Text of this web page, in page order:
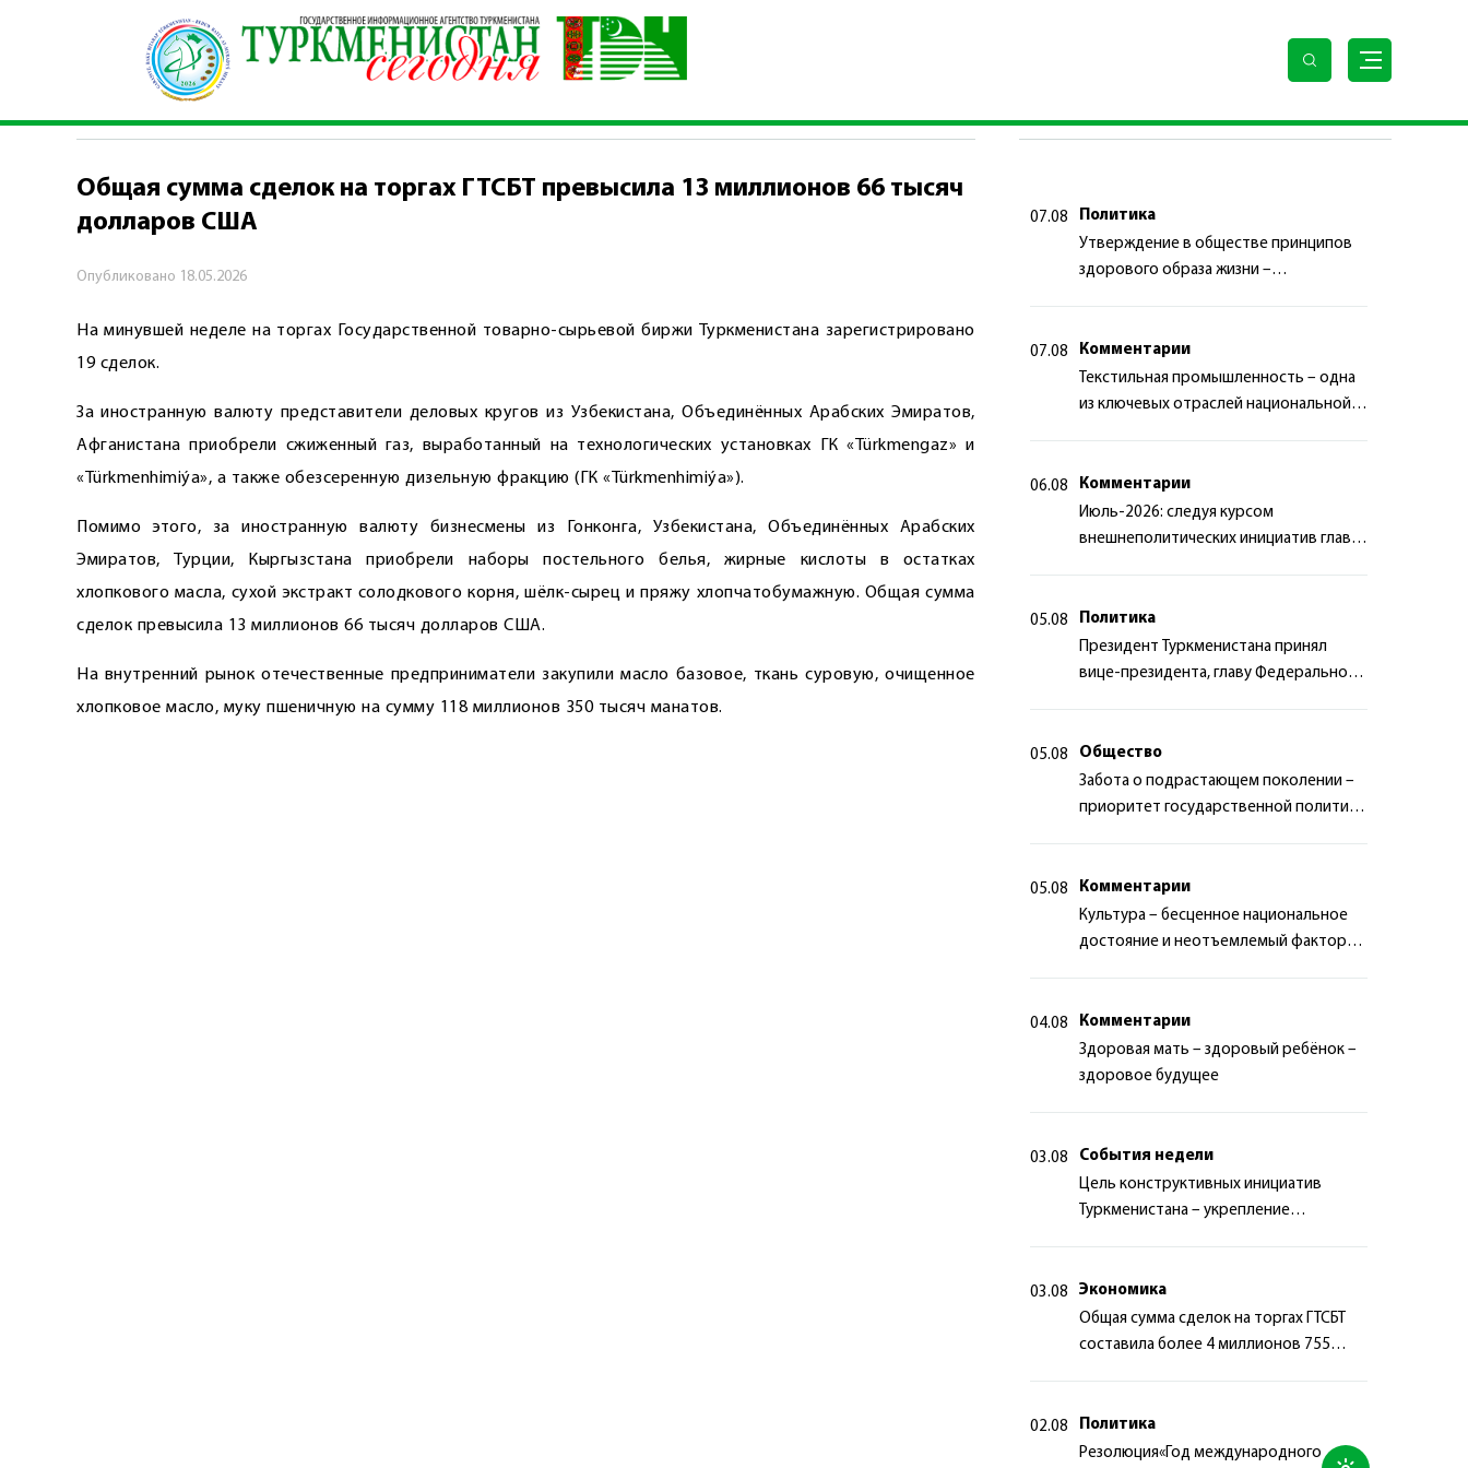
\ Экономика \ Общая сумма сделок на торгах ГТСБТ превысила 13 миллионов 66 тысяч долларов США
ЭКОНОМИКА
Общая сумма сделок на торгах ГТСБТ превысила 13 миллионов 66 тысяч
долларов США
Опубликовано 18.05.2026
На минувшей неделе на торгах Государственной товарно-сырьевой биржи Туркменистана зарегистрировано
19 сделок.
За иностранную валюту представители деловых кругов из Узбекистана, Объединённых Арабских Эмиратов,
Афганистана приобрели сжиженный газ, выработанный на технологических установках ГК «Türkmengaz» и
«Türkmenhimiýa», а также обезсеренную дизельную фракцию (ГК «Türkmenhimiýa»).
Помимо этого, за иностранную валюту бизнесмены из Гонконга, Узбекистана, Объединённых Арабских
Эмиратов, Турции, Кыргызстана приобрели наборы постельного белья, жирные кислоты в остатках
хлопкового масла, сухой экстракт солодкового корня, шёлк-сырец и пряжу хлопчатобумажную. Общая сумма
сделок превысила 13 миллионов 66 тысяч долларов США.
На внутренний рынок отечественные предприниматели закупили масло базовое, ткань суровую, очищенное
хлопковое масло, муку пшеничную на сумму 118 миллионов 350 тысяч манатов.
07.08
Политика
Утверждение в обществе принципов
здорового образа жизни –
07.08
Комментарии
Текстильная промышленность – одна
из ключевых отраслей национальной
06.08
Комментарии
Июль-2026: следуя курсом
внешнеполитических инициатив главы
05.08
Политика
Президент Туркменистана принял
вице-президента, главу Федерального
05.08
Общество
Забота о подрастающем поколении –
приоритет государственной политики
05.08
Комментарии
Культура – бесценное национальное
достояние и неотъемлемый фактор
04.08
Комментарии
Здоровая мать – здоровый ребёнок –
здоровое будущее
03.08
События недели
Цель конструктивных инициатив
Туркменистана – укрепление
03.08
Экономика
Общая сумма сделок на торгах ГТСБТ
составила более 4 миллионов 755
02.08
Политика
Резолюция«Год международного